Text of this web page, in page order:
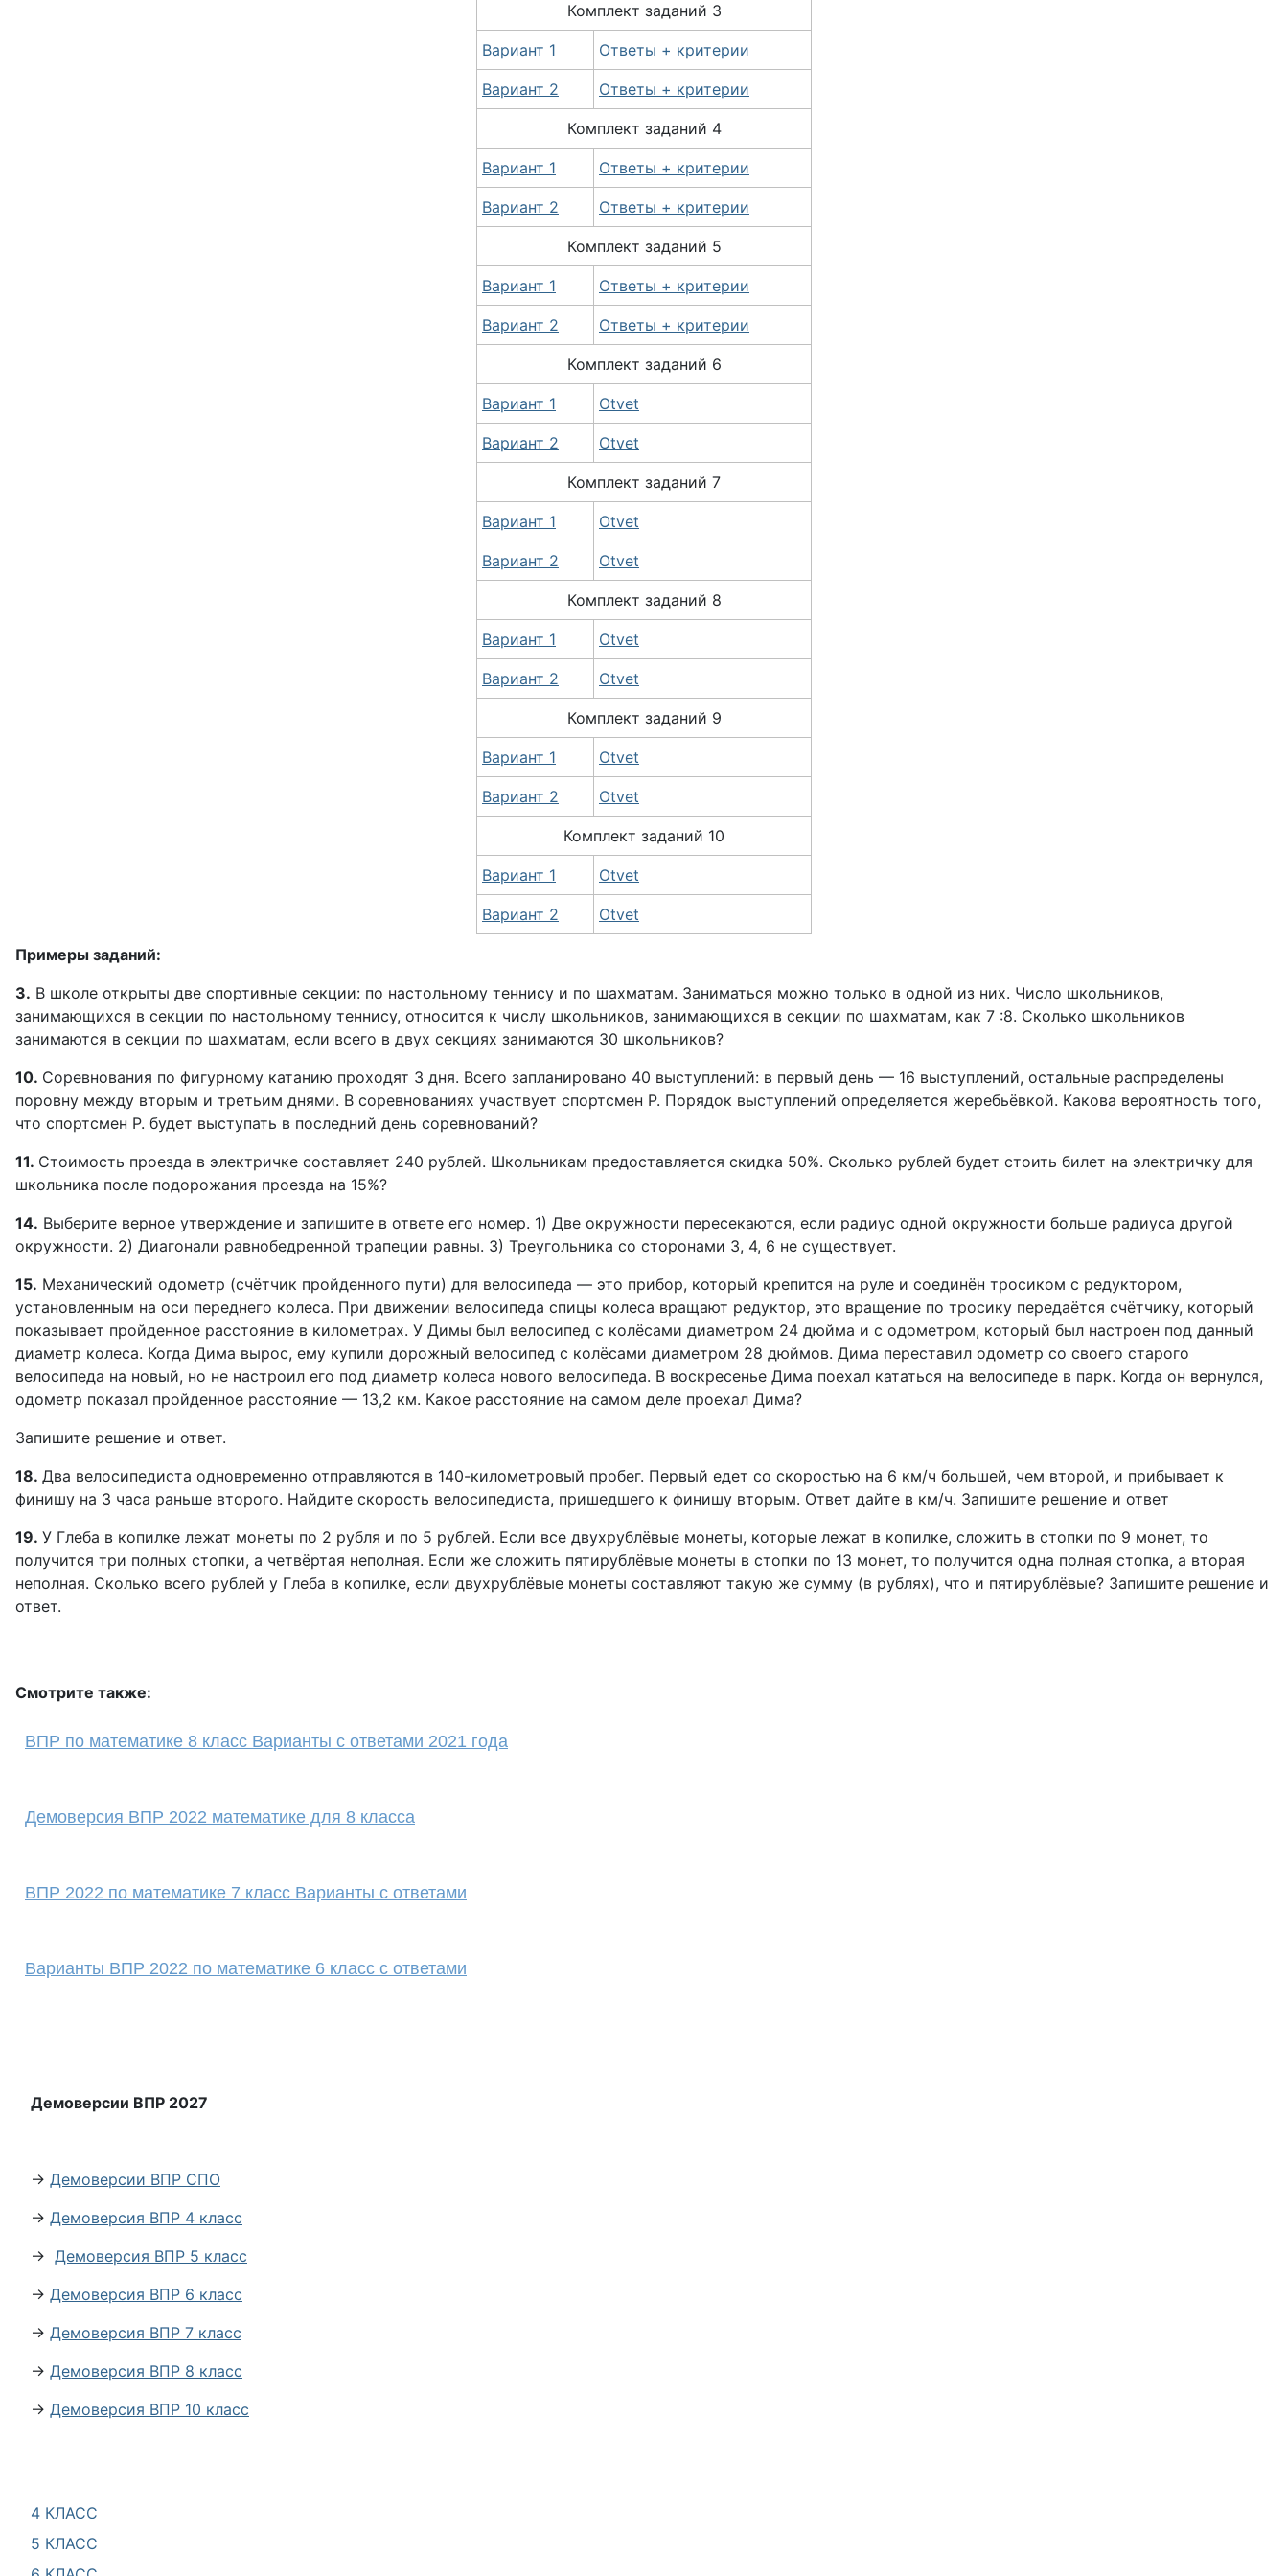
4 КЛАСС
5 КЛАСС
Комплект заданий 3
Вариант 1 Ответы + критерии
Вариант 2 Ответы + критерии
Комплект заданий 4
Вариант 1 Ответы + критерии
Вариант 2 Ответы + критерии
Комплект заданий 5
Вариант 1 Ответы + критерии
Вариант 2 Ответы + критерии
Комплект заданий 6
Вариант 1 Otvet
Вариант 2 Otvet
Комплект заданий 7
Вариант 1 Otvet
Вариант 2 Otvet
Комплект заданий 8
Вариант 1 Otvet
Вариант 2 Otvet
Комплект заданий 9
Вариант 1 Otvet
Вариант 2 Otvet
Комплект заданий 10
Вариант 1 Otvet
Вариант 2 Otvet
Примеры заданий:
3. В школе открыты две спортивные секции: по настольному теннису и по шахматам. Заниматься можно только в одной из них. Число школьников,
занимающихся в секции по настольному теннису, относится к числу школьников, занимающихся в секции по шахматам, как 7 :8. Сколько школьников
занимаются в секции по шахматам, если всего в двух секциях занимаются 30 школьников?
10. Соревнования по фигурному катанию проходят 3 дня. Всего запланировано 40 выступлений: в первый день — 16 выступлений, остальные распределены
поровну между вторым и третьим днями. В соревнованиях участвует спортсмен Р. Порядок выступлений определяется жеребьёвкой. Какова вероятность того,
что спортсмен Р. будет выступать в последний день соревнований?
11. Стоимость проезда в электричке составляет 240 рублей. Школьникам предоставляется скидка 50%. Сколько рублей будет стоить билет на электричку для
школьника после подорожания проезда на 15%?
14. Выберите верное утверждение и запишите в ответе его номер. 1) Две окружности пересекаются, если радиус одной окружности больше радиуса другой
окружности. 2) Диагонали равнобедренной трапеции равны. 3) Треугольника со сторонами 3, 4, 6 не существует.
15. Механический одометр (счётчик пройденного пути) для велосипеда — это прибор, который крепится на руле и соединён тросиком с редуктором,
установленным на оси переднего колеса. При движении велосипеда спицы колеса вращают редуктор, это вращение по тросику передаётся счётчику, который
показывает пройденное расстояние в километрах. У Димы был велосипед с колёсами диаметром 24 дюйма и с одометром, который был настроен под данный
диаметр колеса. Когда Дима вырос, ему купили дорожный велосипед с колёсами диаметром 28 дюймов. Дима переставил одометр со своего старого
велосипеда на новый, но не настроил его под диаметр колеса нового велосипеда. В воскресенье Дима поехал кататься на велосипеде в парк. Когда он вернулся,
одометр показал пройденное расстояние — 13,2 км. Какое расстояние на самом деле проехал Дима?
Запишите решение и ответ.
18. Два велосипедиста одновременно отправляются в 140-километровый пробег. Первый едет со скоростью на 6 км/ч большей, чем второй, и прибывает к
финишу на 3 часа раньше второго. Найдите скорость велосипедиста, пришедшего к финишу вторым. Ответ дайте в км/ч. Запишите решение и ответ
19. У Глеба в копилке лежат монеты по 2 рубля и по 5 рублей. Если все двухрублёвые монеты, которые лежат в копилке, сложить в стопки по 9 монет, то
получится три полных стопки, а четвёртая неполная. Если же сложить пятирублёвые монеты в стопки по 13 монет, то получится одна полная стопка, а вторая
неполная. Сколько всего рублей у Глеба в копилке, если двухрублёвые монеты составляют такую же сумму (в рублях), что и пятирублёвые? Запишите решение и
ответ.
Смотрите также:
ВПР по математике 8 класс Варианты с ответами 2021 года
Демоверсия ВПР 2022 математике для 8 класса
ВПР 2022 по математике 7 класс Варианты с ответами
Варианты ВПР 2022 по математике 6 класс с ответами
Демоверсии ВПР 2027
→ Демоверсии ВПР СПО
→ Демоверсия ВПР 4 класс
→ Демоверсия ВПР 5 класс
→ Демоверсия ВПР 6 класс
→ Демоверсия ВПР 7 класс
→ Демоверсия ВПР 8 класс
→ Демоверсия ВПР 10 класс